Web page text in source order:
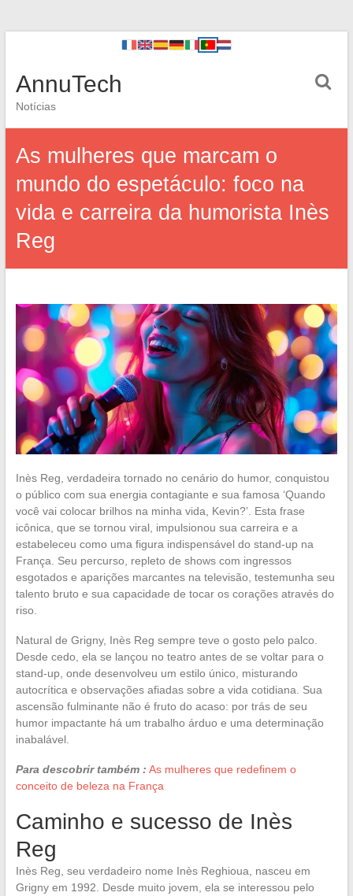
AnnuTech
Notícias
As mulheres que marcam o
mundo do espetáculo: foco na
vida e carreira da humorista Inès
Reg
Inès Reg, verdadeira tornado no cenário do humor, conquistou
o público com sua energia contagiante e sua famosa ‘Quando
você vai colocar brilhos na minha vida, Kevin?’. Esta frase
icônica, que se tornou viral, impulsionou sua carreira e a
estabeleceu como uma figura indispensável do stand-up na
França. Seu percurso, repleto de shows com ingressos
esgotados e aparições marcantes na televisão, testemunha seu
talento bruto e sua capacidade de tocar os corações através do
riso.
Natural de Grigny, Inès Reg sempre teve o gosto pelo palco.
Desde cedo, ela se lançou no teatro antes de se voltar para o
stand-up, onde desenvolveu um estilo único, misturando
autocrítica e observações afiadas sobre a vida cotidiana. Sua
ascensão fulminante não é fruto do acaso: por trás de seu
humor impactante há um trabalho árduo e uma determinação
inabalável.
Para descobrir também : As mulheres que redefinem o
conceito de beleza na França
Caminho e sucesso de Inès
Reg
Inès Reg, seu verdadeiro nome Inès Reghioua, nasceu em
Grigny em 1992. Desde muito jovem, ela se interessou pelo